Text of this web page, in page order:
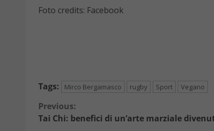
Foto credits: Facebook
Tags: Mirco Bergamasco rugby Sport Vegano
Continue
Previous:
Tai Chi: benefici di un’arte marziale